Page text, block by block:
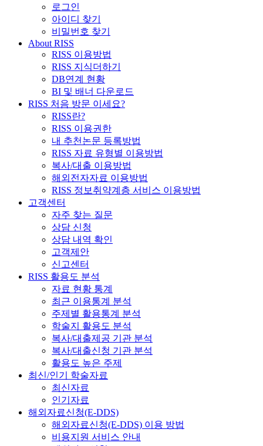
로그인
아이디 찾기
비밀번호 찾기
About RISS
RISS 이용방법
RISS 지식더하기
DB연계 현황
BI 및 배너 다운로드
RISS 처음 방문 이세요?
RISS란?
RISS 이용권한
내 추천논문 등록방법
RISS 자료 유형별 이용방법
복사/대출 이용방법
해외전자자료 이용방법
RISS 정보취약계층 서비스 이용방법
고객센터
자주 찾는 질문
상담 신청
상담 내역 확인
고객제안
신고센터
RISS 활용도 분석
자료 현황 통계
최근 이용통계 분석
주제별 활용통계 분석
학술지 활용도 분석
복사/대출제공 기관 분석
복사/대출신청 기관 분석
활용도 높은 주제
최신/인기 학술자료
최신자료
인기자료
해외자료신청(E-DDS)
해외자료신청(E-DDS) 이용 방법
비용지원 서비스 안내